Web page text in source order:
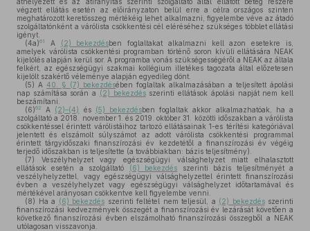
végzett ellátás esetén az előirányzaton belül erre a célra országos szinten
meghatározott keretösszeg mértékéig lehet alkalmazni, figyelembe véve az átadó
szolgáltatónként a várólista csökkentési cél eléréséhez szükséges többlet ellátási
igényt.
(4a)61 A (2) bekezdésben foglaltakat alkalmazni kell azon esetekre is,
amelyek várólista csökkentési programban történő soron kívüli ellátására NEAK
kijelölés alapján kerül sor. A programba vonás szükségességéről a NEAK az általa
felkért, az egészségügyi szakmai kollégium illetékes tagozata által előzetesen
kijelölt szakértő véleménye alapján egyedileg dönt.
(5) A 40. § (7) bekezdésében foglaltak alkalmazásában a teljesített ápolási
nap számítása során a (2) bekezdésszerinti ellátások ápolási napját nem kell
beszámítani.
(6)62 A (2)–(4) és (5) bekezdésben foglaltak akkor alkalmazhatóak, ha a
szolgáltató a 2018. november 1. és 2019. október 31. közötti időszakban a várólista
csökkentéssel érintett várólistáihoz tartozó ellátásainak 1-es térítési kategóriával
jelentett és elszámolt súlyszámot az adott várólista csökkentési programmal
érintett tárgyidőszaki finanszírozási év kezdetétől a finanszírozási év végéig
terjedő időszakban is teljesítette (a továbbiakban: bázis teljesítmény).
(7) Veszélyhelyzet vagy egészségügyi válsághelyzet miatt elhalasztott
ellátások esetén a szolgáltató
(6) bekezdés szerinti bázis teljesítményét a
veszélyhelyzettel, vagy egészségügyi válsághelyzettel érintett finanszírozási
évben a veszélyhelyzet vagy egészségügyi válsághelyzet időtartamával és
mértékével arányosan csökkentve kell figyelembe venni.
(8) Ha a (6) bekezdés szerinti feltétel nem teljesül, a (2) bekezdésszerinti
finanszírozási kedvezmények összegét a finanszírozási év lezárását követően a
következő finanszírozási évben elszámolható finanszírozási összegből a NEAK
utólagosan visszavonja.